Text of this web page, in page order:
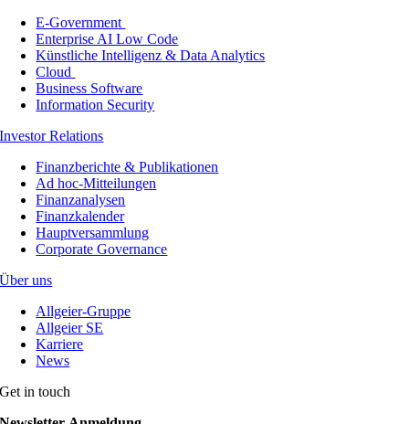
E-Government
Enterprise AI Low Code
Künstliche Intelligenz & Data Analytics
Cloud
Business Software
Information Security
Investor Relations
Finanzberichte & Publikationen
Ad hoc-Mitteilungen
Finanzanalysen
Finanzkalender
Hauptversammlung
Corporate Governance
Über uns
Allgeier-Gruppe
Allgeier SE
Karriere
News
Get in touch